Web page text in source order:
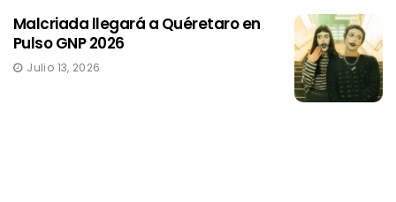
Malcriada llegará a Quéretaro en
Pulso GNP 2026
Julio 13, 2026